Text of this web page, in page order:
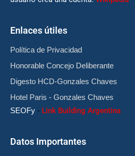
Enlaces útiles
Política de Privacidad
Honorable Concejo Deliberante
Digesto HCD-Gonzales Chaves
Hotel Paris - Gonzales Chaves
SEOFy - Link Building Argentina
Datos Importantes